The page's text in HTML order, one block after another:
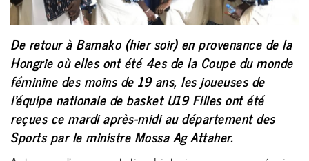
De retour à Bamako (hier soir) en provenance de la
Hongrie où elles ont été 4es de la Coupe du monde
féminine des moins de 19 ans, les joueuses de
l’équipe nationale de basket U19 Filles ont été
reçues ce mardi après-midi au département des
Sports par le ministre Mossa Ag Attaher.